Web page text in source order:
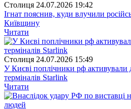
Столиця 24.07.2026 19:42
Ігнат пояснив, куди влучили
Київщину
Читати
Столиця 24.07.2026 15:49
У Києві поплічники рф активували
терміналів Starlink
Читати